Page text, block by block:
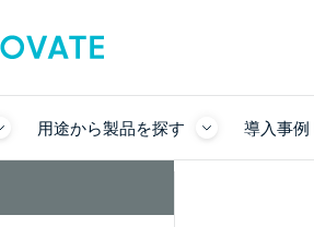
用途から製品を探す 導入事例